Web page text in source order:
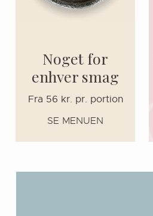
Noget for
enhver smag
Fra 56 kr. pr. portion
SE MENUEN